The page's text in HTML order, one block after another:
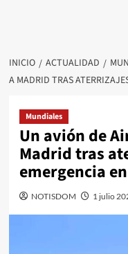
INICIO ACTUALIDAD
A MADRID TRAS
Mundiales
Un avión de
Madrid tras
emergencia
NOTISDOM 1 julio